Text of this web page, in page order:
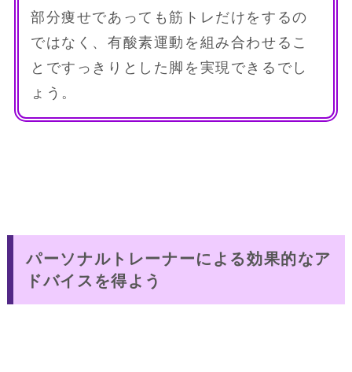
部分痩せであっても筋トレだけをするの
ではなく、有酸素運動を組み合わせるこ
とですっきりとした脚を実現できるでし
ょう。
パーソナルトレーナーによる効果的なア
ドバイスを得よう